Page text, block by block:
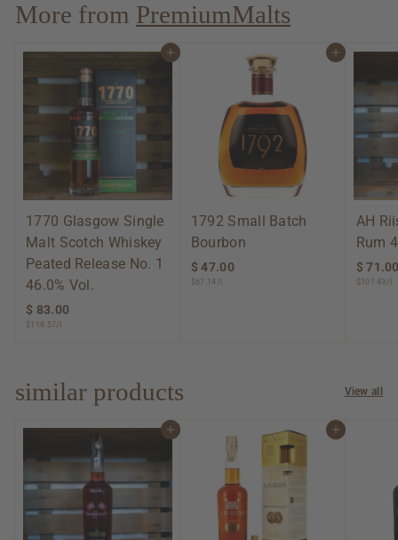
0
More from PremiumMalts
Add to cart
1770 Glasgow Single
Malt Scotch Whiskey
Peated Release No. 1
46.0% Vol.
$ 83.00
0
$118.57/l
Add to cart
1792 Small Batch
Bourbon
$ 47.00
$67.14/l
AH
Rum
$
$101.43/l
similar products View all
Add to cart Add to cart